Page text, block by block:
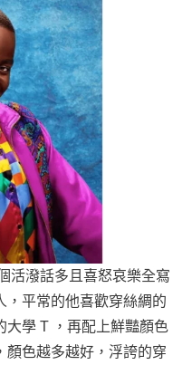
活潑話多且喜怒哀樂全寫
，平常的他喜歡穿絲綢的
大學 T ，再配上鮮豔顏色
顏色越多越好，浮誇的穿